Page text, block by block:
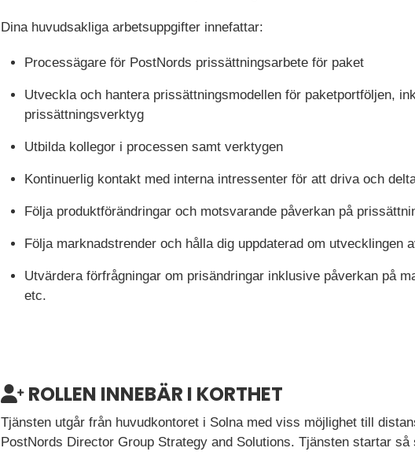
Dina huvudsakliga arbetsuppgifter innefattar:
Processägare för PostNords prissättningsarbete för paket
Utveckla och hantera prissättningsmodellen för paketportföljen,
prissättningsverktyg
Utbilda kollegor i processen samt verktygen
Kontinuerlig kontakt med interna intressenter för att driva och
Följa produktförändringar och motsvarande påverkan på
Följa marknadstrender och hålla dig uppdaterad om utvecklingen
Utvärdera förfrågningar om prisändringar inklusive påverkan på
etc.
ROLLEN INNEBÄR I KORTHET
Tjänsten utgår från huvudkontoret i Solna med viss möjlighet till
PostNords Director Group Strategy and Solutions. Tjänsten startar